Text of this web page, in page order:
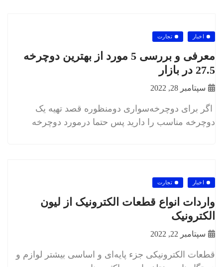
اخبار تجارت
معرفی و بررسی 5 مورد از بهترین دوچرخه
27.5 در بازار
سپتامبر 28, 2022
اگر برای دوچرخه‌سواری دومنظوره قصد تهیه یک
دوچرخه مناسب را دارید پس حتما درمورد دوچرخه
اخبار تجارت
واردات انواع قطعات الکترونیک از لیون
الکترونیک
سپتامبر 22, 2022
قطعات الکترونیکی جزء پایه‌ای و اساسی بیشتر لوازم و